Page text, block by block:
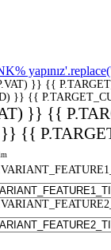
}} {{
}} {{
}} {{
}} {{